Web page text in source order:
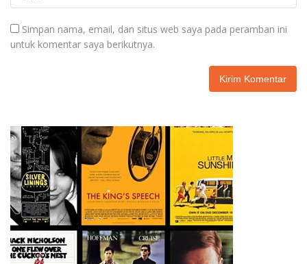
Simpan nama, email, dan situs web saya pada peramban ini
untuk komentar saya berikutnya.